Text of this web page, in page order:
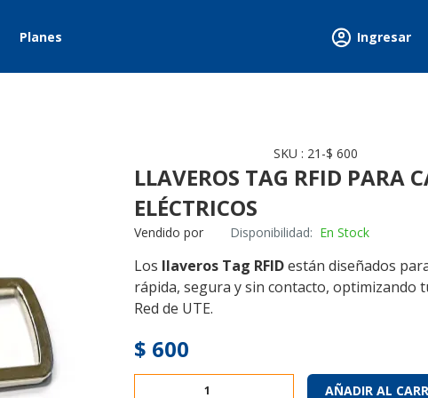
HEADER
Planes MENÚ DE
SKU : 21-$ 600
LLAVEROS TAG RFID PARA
ELÉCTRICOS
Vendido por Disponibilidad: En Stock
Los llaveros Tag RFIDestán diseñados
rápida, segura y sin contacto, optimizando
Red de UTE.
Precio Unitario
$ 600